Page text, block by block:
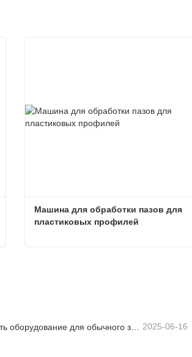
Машина для обработки пазов для
пластиковых профилей
Как выбрать оборудование для обычного завода по производству стеклопакетов 2025-06-16